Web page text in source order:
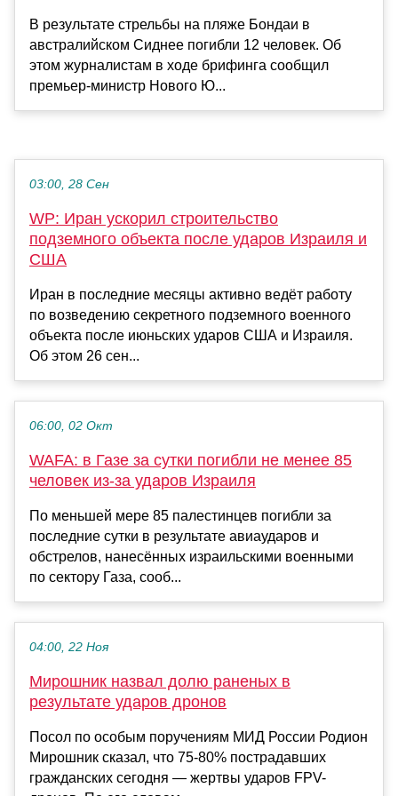
В результате стрельбы на пляже Бондаи в
австралийском Сиднее погибли 12 человек. Об
этом журналистам в ходе брифинга сообщил
премьер-министр Нового Ю...
03:00, 28 Сен
WP: Иран ускорил строительство
подземного объекта после ударов Израиля и
США
Иран в последние месяцы активно ведёт работу
по возведению секретного подземного военного
объекта после июньских ударов США и Израиля.
Об этом 26 сен...
06:00, 02 Окт
WAFA: в Газе за сутки погибли не менее 85
человек из-за ударов Израиля
По меньшей мере 85 палестинцев погибли за
последние сутки в результате авиаударов и
обстрелов, нанесённых израильскими военными
по сектору Газа, сооб...
04:00, 22 Ноя
Мирошник назвал долю раненых в
результате ударов дронов
Посол по особым поручениям МИД России Родион
Мирошник сказал, что 75-80% пострадавших
гражданских сегодня — жертвы ударов FPV-